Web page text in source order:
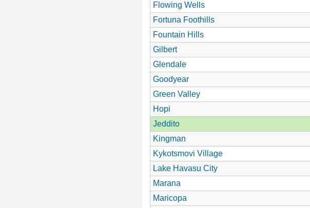
Flowing Wells
Fortuna Foothills
Fountain Hills
Gilbert
Glendale
Goodyear
Green Valley
Hopi
Jeddito
Kingman
Kykotsmovi Village
Lake Havasu City
Marana
Maricopa